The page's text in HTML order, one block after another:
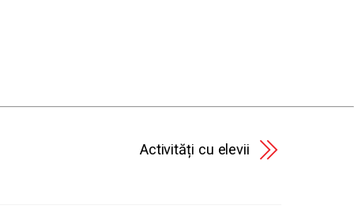
Activități cu elevii